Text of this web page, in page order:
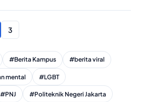
3
#Berita Kampus #berita viral
mental #LGBT
#PNJ #Politeknik Negeri Jakarta